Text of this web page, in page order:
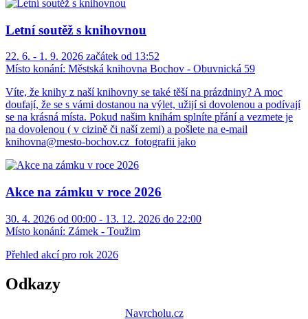
Letní soutěž s knihovnou
22. 6. - 1. 9. 2026 začátek od 13:52
Místo konání: Městská knihovna Bochov - Obuvnická 59
Víte, že knihy z naší knihovny se také těší na prázdniny? A moc
doufají, že se s vámi dostanou na výlet, užijí si dovolenou a podívají
se na krásná místa. Pokud našim knihám splníte přání a vezmete je
na dovolenou ( v cizině či naší zemi) a pošlete na e-mail
knihovna@mesto-bochov.cz fotografii jako
Akce na zámku v roce 2026
30. 4. 2026 od 00:00 - 13. 12. 2026 do 22:00
Místo konání: Zámek - Toužim
Přehled akcí pro rok 2026
Odkazy
Navrcholu.cz